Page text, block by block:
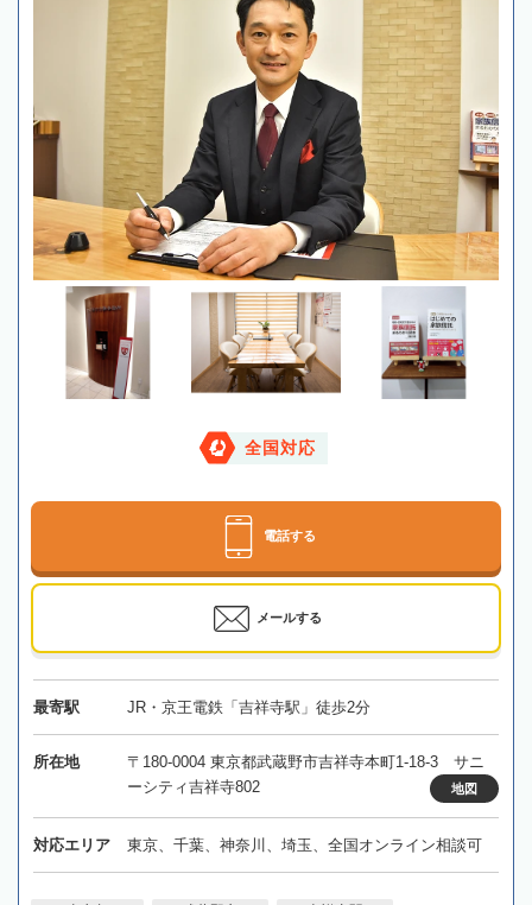
全国対応
電話する
メールする
最寄駅 JR・京王電鉄「吉祥寺駅」徒歩2分
所在地
〒180-0004 東京都武蔵野市吉祥寺本町1-18-3 サニ
ーシティ吉祥寺802
地図
対応エリア 東京、千葉、神奈川、埼玉、全国オンライン相談可